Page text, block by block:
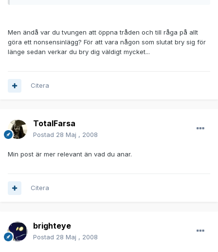
Men ändå var du tvungen att öppna tråden och till råga på allt
göra ett nonsensinlägg? För att vara någon som slutat bry sig för
länge sedan verkar du bry dig väldigt mycket...
Citera
TotalFarsa
Postad 28 Maj , 2008
Min post är mer relevant än vad du anar.
Citera
brighteye
Postad 28 Maj , 2008